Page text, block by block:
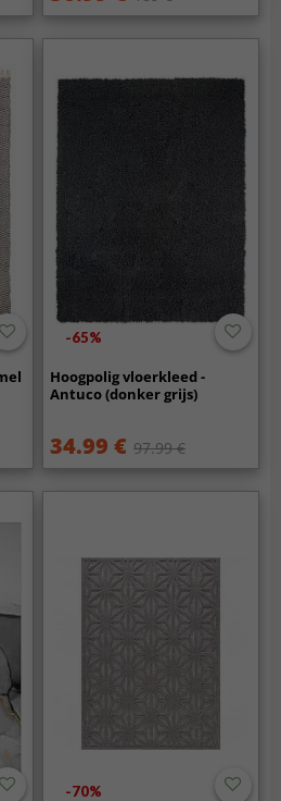
-65%
Hoogpolig vloerkleed -
Antuco (donker grijs)
34.99 € 97.99 €
-70%